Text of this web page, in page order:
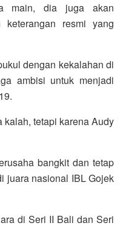
main, dia juga akan
keterangan resmi yang
dengan kekalahan di
ambisi untuk menjadi
kalah, tetapi karena Audy
bangkit dan tetap
juara nasional IBL Gojek
di Seri II Bali dan Seri